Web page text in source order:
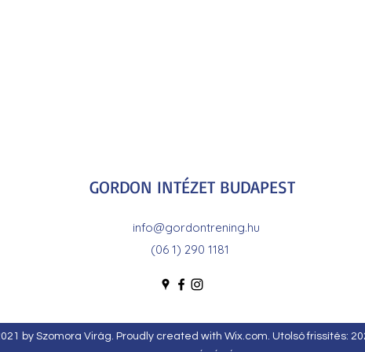
GORDON INTÉZET BUDAPEST
info@gordontrening.hu
(06 1) 290 1181
by Szomora Virág. Proudly created with Wix.com. Utolsó frissítés: